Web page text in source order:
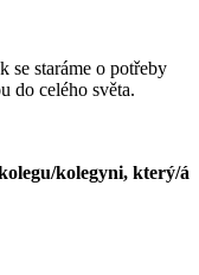
se staráme o potřeby
do celého světa.
kolegyni, který/á